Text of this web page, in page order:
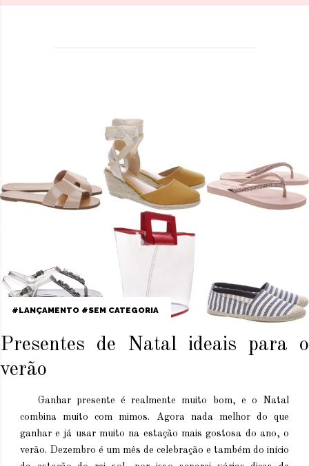
LANÇAMENTO SEM CATEGORIA
Presentes de Natal ideais para o
verão
Ganhar presente é realmente muito bom, e o Natal
combina muito com mimos. Agora nada melhor do que
ganhar e já usar muito na estação mais gostosa do ano, o
verão. Dezembro é um mês de celebração e também do início